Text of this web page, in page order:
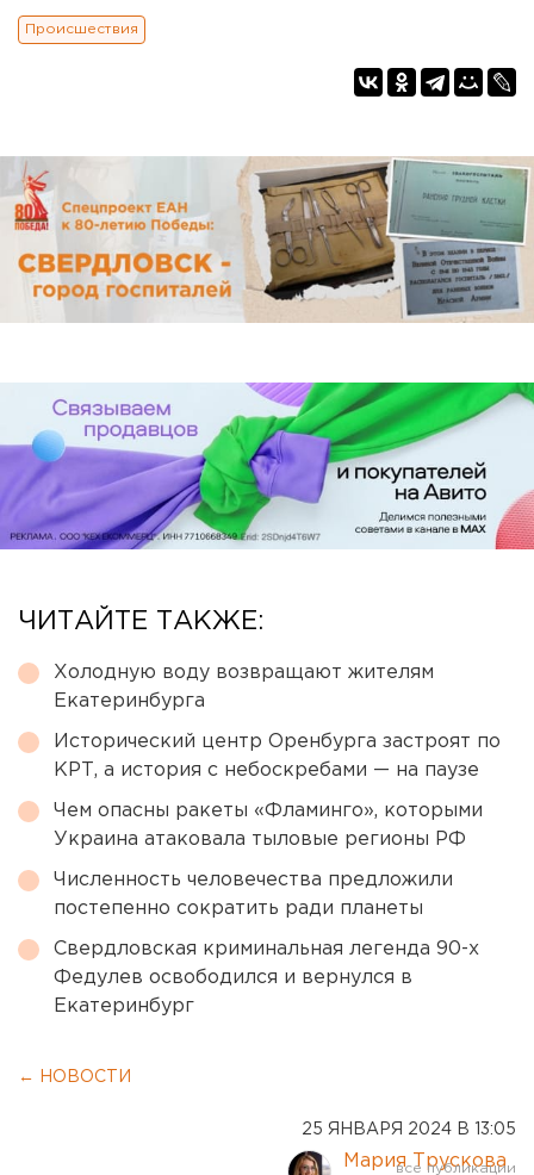
Происшествия
ЧИТАЙТЕ ТАКЖЕ:
Холодную воду возвращают жителям
Екатеринбурга
Исторический центр Оренбурга застроят по
КРТ, а история с небоскребами — на паузе
Чем опасны ракеты «Фламинго», которыми
Украина атаковала тыловые регионы РФ
Численность человечества предложили
постепенно сократить ради планеты
Свердловская криминальная легенда 90-х
Федулев освободился и вернулся в
Екатеринбург
← НОВОСТИ
25 ЯНВАРЯ 2024 В 13:05
Мария Трускова